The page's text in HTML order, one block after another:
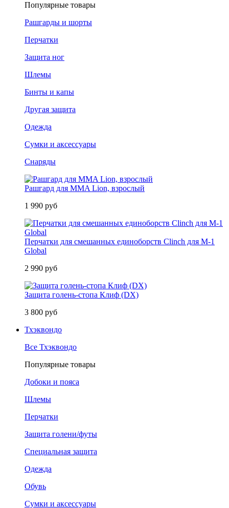
Популярные товары
Рашгарды и шорты
Перчатки
Защита ног
Шлемы
Бинты и капы
Другая защита
Одежда
Сумки и аксессуары
Снаряды
Рашгард для MMA Lion, взрослый
1 990 руб
Перчатки для смешанных единоборств Clinch для M-1
Global
2 990 руб
Защита голень-стопа Клиф (DX)
3 800 руб
Тхэквондо
Все Тхэквондо
Популярные товары
Добоки и пояса
Шлемы
Перчатки
Защита голени/футы
Специальная защита
Одежда
Обувь
Сумки и аксессуары